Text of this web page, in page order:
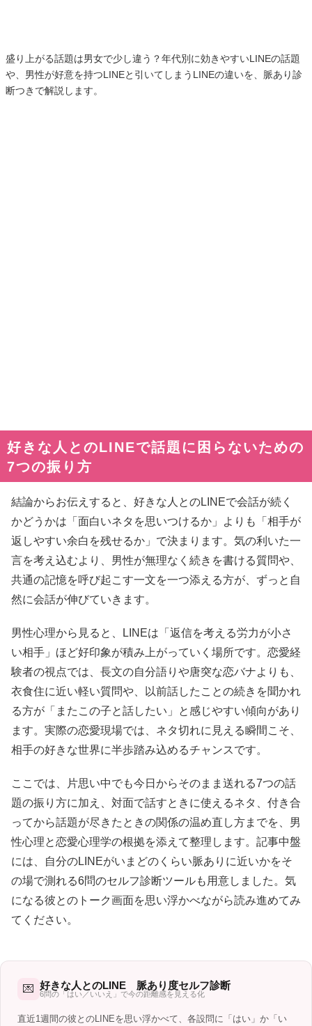
盛り上がる話題は男女で少し違う？年代別に効きやすいLINEの話題
や、男性が好意を持つLINEと引いてしまうLINEの違いを、脈あり診
断つきで解説します。
好きな人とのLINEで話題に困らないための
7つの振り方
結論からお伝えすると、好きな人とのLINEで会話が続く
かどうかは「面白いネタを思いつけるか」よりも「相手が
返しやすい余白を残せるか」で決まります。気の利いた一
言を考え込むより、男性が無理なく続きを書ける質問や、
共通の記憶を呼び起こす一文を一つ添える方が、ずっと自
然に会話が伸びていきます。
男性心理から見ると、LINEは「返信を考える労力が小さ
い相手」ほど好印象が積み上がっていく場所です。恋愛経
験者の視点では、長文の自分語りや唐突な恋バナよりも、
衣食住に近い軽い質問や、以前話したことの続きを聞かれ
る方が「またこの子と話したい」と感じやすい傾向があり
ます。実際の恋愛現場では、ネタ切れに見える瞬間こそ、
相手の好きな世界に半歩踏み込めるチャンスです。
ここでは、片思い中でも今日からそのまま送れる7つの話
題の振り方に加え、対面で話すときに使えるネタ、付き合
ってから話題が尽きたときの関係の温め直し方までを、男
性心理と恋愛心理学の根拠を添えて整理します。記事中盤
には、自分のLINEがいまどのくらい脈ありに近いかをそ
の場で測れる6問のセルフ診断ツールも用意しました。気
になる彼とのトーク画面を思い浮かべながら読み進めてみ
てください。
💌 好きな人とのLINE 脈あり度セルフ診断
6問の「はい／いいえ」で今の距離感を見える化
直近1週間の彼とのLINEを思い浮かべて、各設問に「はい」か「い